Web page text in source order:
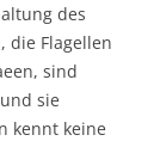
des
die Flagellen
sind
sie
kennt keine